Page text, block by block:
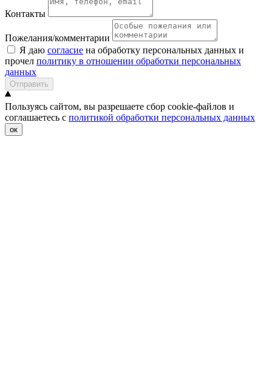
Контакты
Пожелания/комментарии
Я даю согласие на обработку персональных данных и
прочел политику в отношении обработки персональных
данных
Отправить
Пользуясь сайтом, вы разрешаете сбор cookie-файлов и
соглашаетесь с политикой обработки персональных данных
ок